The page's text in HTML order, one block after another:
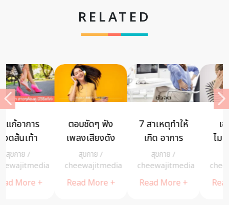
RELATED
7 สาเหตุทำให้
เกิด อาการ
ปวดหลัง ที่
คุณรู้แล้ว จะ
ต้องอึ้ง!
cheewajitmedia
Read More +
เช็ก + แก้
ไมเกรน ปวด
จากความ
หวาน
cheewajitmedia
Read More +
ตามดูความคืบ
หน้า “ฟ้า
ทะลายโจร” กับ
ผู้ป่วยโควิด
สุขกาย
Read More +